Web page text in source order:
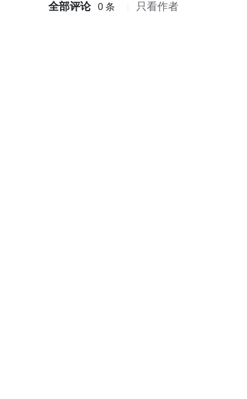
全部评论 0 条 只看作者